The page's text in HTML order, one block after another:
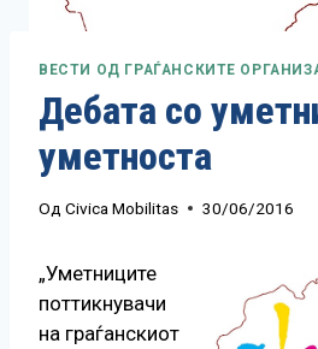
ВЕСТИ ОД ГРАЃАНСКИТЕ
Дебата со
уметноста
Од Civica Mobilitas 30/06/2016
„Уметниците
поттикнувачи
на граѓанскиот